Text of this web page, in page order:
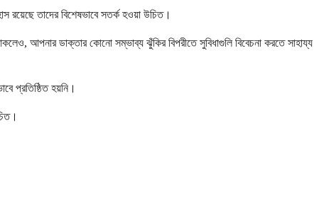
রয়েছে তাদের বিশেষভাবে সতর্ক হওয়া উচিত।
আপনার ডাক্তার কোনো সম্ভাব্য ঝুঁকির বিপরীতে সুবিধাগুলি বিবেচনা করতে সাহায্য
প্রতিষ্ঠিত হয়নি।